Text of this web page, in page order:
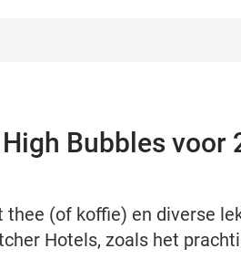
Bubbles voor
(of koffie) en diverse
Hotels, zoals het